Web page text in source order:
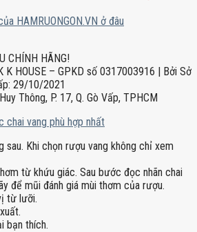
HAMRUONGON.VN ở đâu
CHÍNH HÃNG!
K HOUSE – GPKD số 0317003916 | Bởi Sở
29/10/2021
Thông, P. 17, Q. Gò Vấp, TPHCM
chai vang phù hợp nhất
sau. Khi chọn rượu vang không chỉ xem
từ khứu giác. Sau bước đọc nhãn chai
để mũi đánh giá mùi thơm của rượu.
từ lưỡi.
bạn thích.